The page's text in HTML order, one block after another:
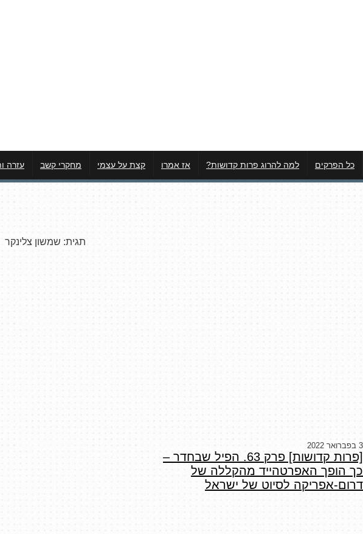
כל הפרקים למה להרוג פרות קדושות? אז אמרו קצת על עצמי מחקרי קשב עזרה
תגית: שמשון צלינקר
3 בפברואר 2022
[פרות קדושות] פרק 63. הפיל שבחדר –
כך הופך האפרטהייד מהקללה של
דרום-אפריקה לסיוט של ישראל